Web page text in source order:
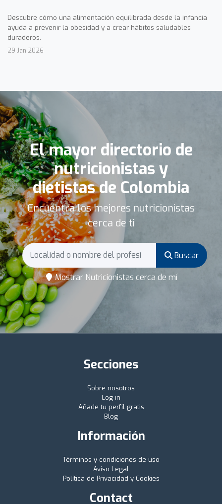
Descubre cómo una alimentación equilibrada desde la infancia
ayuda a prevenir la obesidad y a crear hábitos saludables
duraderos.
29 Jan 2026
El mayor directorio de
nutricionistas y
dietistas de Colombia
Encuentra los mejores nutricionistas
cerca de ti
Buscar
Mostrar Nutricionistas cerca de mí
Secciones
Sobre nosotros
Log in
Añade tu perfil gratis
Blog
Información
Términos y condiciones de uso
Aviso Legal
Política de Privacidad y Cookies
Contact